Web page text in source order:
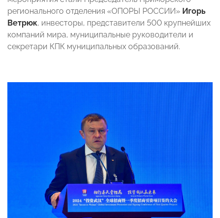
регионального отделения «ОПОРЫ РОССИИ» Игорь
Ветрюк, инвесторы, представители 500 крупнейших
компаний мира, муниципальные руководители и
секретари КПК муниципальных образований.